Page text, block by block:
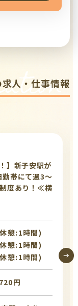
人・仕事情報
】新子安駅が
勤帯にて週3～
度あり！≪横
憩:1時間)
憩:1時間)
憩:1時間)
円